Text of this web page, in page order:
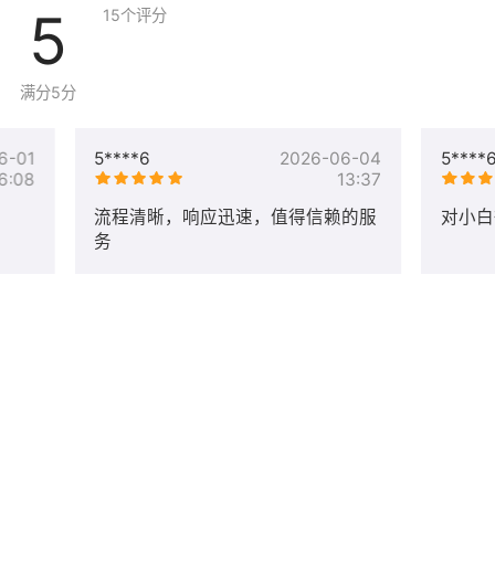
5
满分5分
15个评分
5****6
2026-06-04
13:37
流程清晰，响应迅速，值得信赖的服
务
对小
01